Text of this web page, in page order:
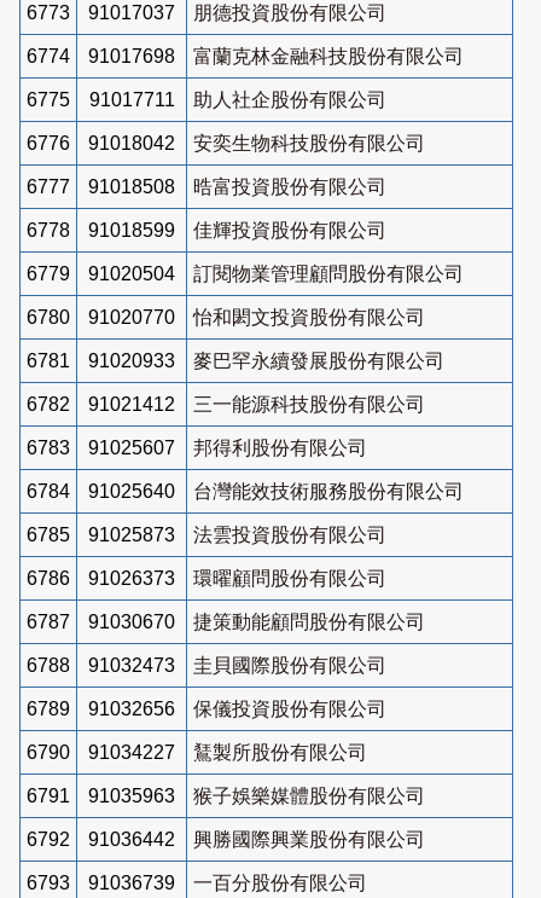
6773 91017037 朋德投資股份有限公司
6774 91017698 富蘭克林金融科技股份有限公司
6775 91017711 助人社企股份有限公司
6776 91018042 安奕生物科技股份有限公司
6777 91018508 晧富投資股份有限公司
6778 91018599 佳輝投資股份有限公司
6779 91020504 訂閱物業管理顧問股份有限公司
6780 91020770 怡和閎文投資股份有限公司
6781 91020933 麥巴罕永續發展股份有限公司
6782 91021412 三一能源科技股份有限公司
6783 91025607 邦得利股份有限公司
6784 91025640 台灣能效技術服務股份有限公司
6785 91025873 法雲投資股份有限公司
6786 91026373 環曜顧問股份有限公司
6787 91030670 捷策動能顧問股份有限公司
6788 91032473 圭貝國際股份有限公司
6789 91032656 保儀投資股份有限公司
6790 91034227 鵟製所股份有限公司
6791 91035963 猴子娛樂媒體股份有限公司
6792 91036442 興勝國際興業股份有限公司
6793 91036739 一百分股份有限公司